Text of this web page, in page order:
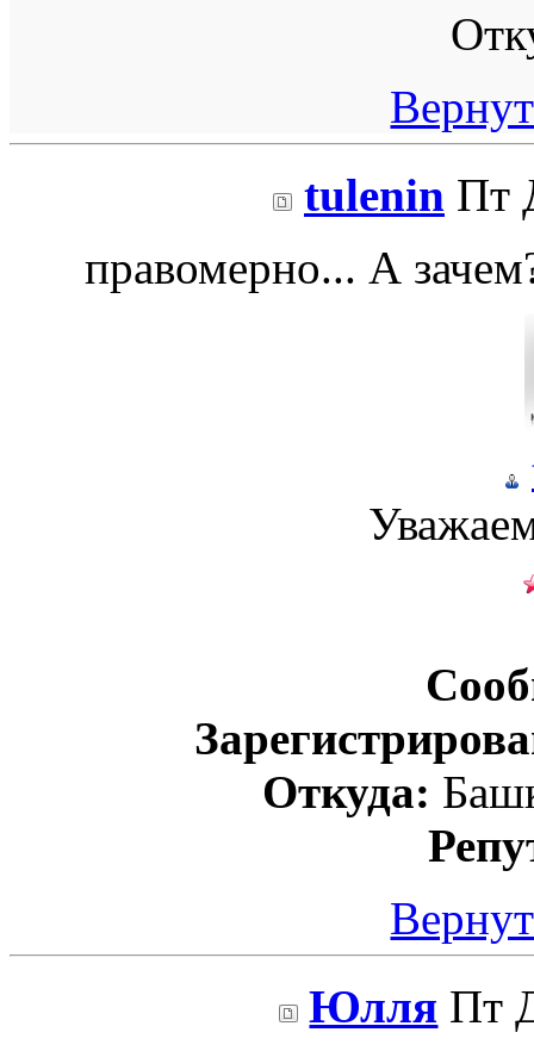
tulenin Пт
правомерно... А
Откуда:
Юлля Пт